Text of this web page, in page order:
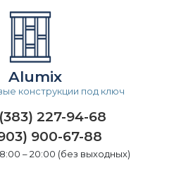
Alumix
конструкции под ключ
227-94-68
900-67-88
– 20:00 (без выходных)